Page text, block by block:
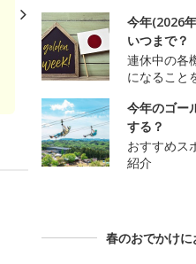
今年(2026
いつまで？
連休中の各
になること
今年のゴー
する？
おすすめス
紹介
春のおでかけ